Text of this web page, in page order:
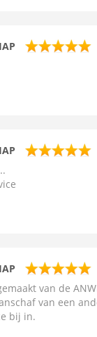
van de
van een
bij in.